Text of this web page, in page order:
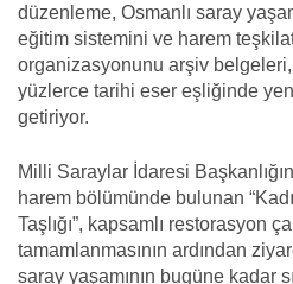
düzenleme, Osmanlı saray
eğitim sistemini ve harem
organizasyonunu arşiv
yüzlerce tarihi eser eşliğinde
getiriyor.
Milli Saraylar İdaresi
harem bölümünde bulunan
Taşlığı”, kapsamlı restorasyon
tamamlanmasının ardından
saray yaşamının bugüne kadar